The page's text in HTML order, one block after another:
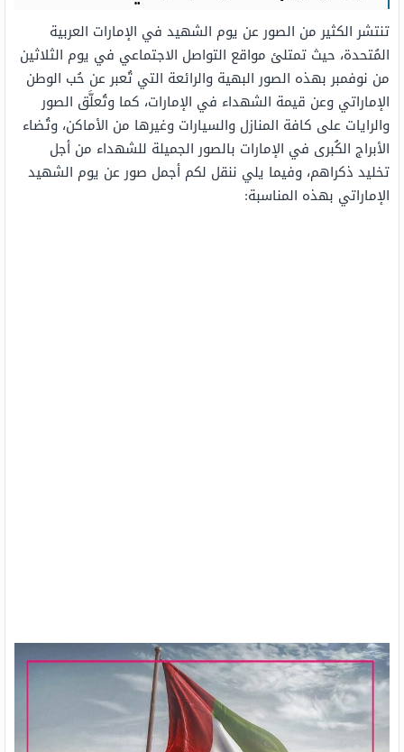
تنتشر الكثير من الصور عن يوم الشهيد في الإمارات العربية
المُتحدة، حيث تمتلئ مواقع التواصل الاجتماعي في يوم الثلاثين
من نوفمبر بهذه الصور البهية والرائعة التي تُعبر عن حُب الوطن
الإماراتي وعن قيمة الشهداء في الإمارات، كما وتُعلَّق الصور
والرايات على كافة المنازل والسيارات وغيرها من الأماكن، وتُضاء
الأبراج الكُبرى في الإمارات بالصور الجميلة للشهداء من أجل
تخليد ذكراهم، وفيما يلي ننقل لكم أجمل صور عن يوم الشهيد
الإماراتي بهذه المناسبة: